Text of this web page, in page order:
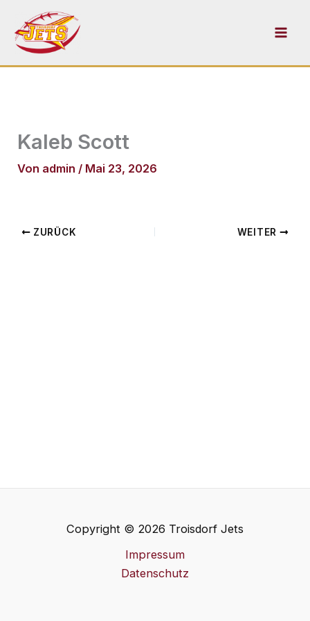
Inhalt
springen
Kaleb Scott
Von admin / Mai 23, 2026
ZURÜCK WEITER
Copyright © 2026 Troisdorf Jets
Impressum
Datenschutz